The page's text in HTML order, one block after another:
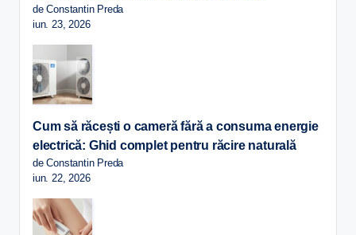
de Constantin Preda
iun. 23, 2026
Cum să răcești o cameră fără a consuma energie
electrică: Ghid complet pentru răcire naturală
de Constantin Preda
iun. 22, 2026